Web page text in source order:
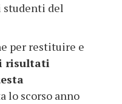
studenti del
per restituire e
i risultati
lo scorso anno